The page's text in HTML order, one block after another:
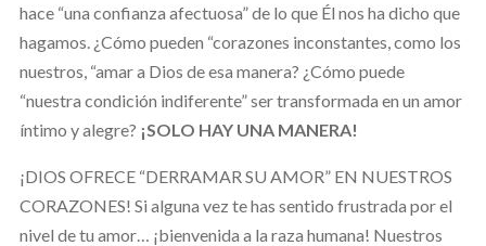
hace “una confianza afectuosa” de lo que Él nos ha dicho que
hagamos. ¿Cómo pueden “corazones inconstantes, como los
nuestros, “amar a Dios de esa manera? ¿Cómo puede
“nuestra condición indiferente” ser transformada en un amor
íntimo y alegre? ¡SOLO HAY UNA MANERA!
¡DIOS OFRECE “DERRAMAR SU AMOR” EN NUESTROS
CORAZONES! Si alguna vez te has sentido frustrada por el
nivel de tu amor… ¡bienvenida a la raza humana! Nuestros